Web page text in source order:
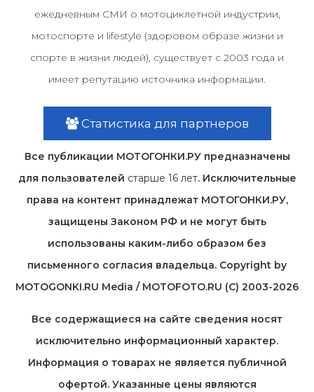
ежедневным СМИ о мотоциклетной индустрии,
мотоспорте и lifestyle (здоровом образе жизни и
спорте в жизни людей), существует с 2003 года и
имеет репутацию источника информации.
Статистика для партнеров
Все публикации МОТОГОНКИ.РУ предназначены
для пользователей старше 16 лет. Исключительные
права на контент принадлежат МОТОГОНКИ.РУ,
защищены Законом РФ и не могут быть
использованы каким-либо образом без
письменного согласия владельца. Copyright by
MOTOGONKI.RU Media / MOTOFOTO.RU (C) 2003-2026
Все содержащиеся на cайте сведения носят
исключительно информационный характер.
Информация о товарах не является публичной
офертой. Указанные цены являются